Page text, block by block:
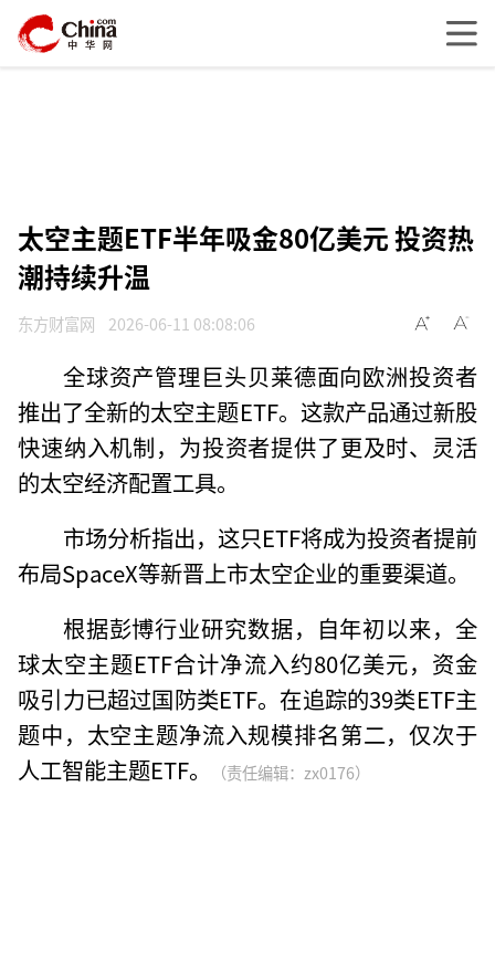
太空主题ETF半年吸金80亿美元 投资热
潮持续升温
东方财富网 2026-06-11 08:08:06
全球资产管理巨头贝莱德面向欧洲投资者
推出了全新的太空主题ETF。这款产品通过新股
快速纳入机制，为投资者提供了更及时、灵活
的太空经济配置工具。
市场分析指出，这只ETF将成为投资者提前
布局SpaceX等新晋上市太空企业的重要渠道。
根据彭博行业研究数据，自年初以来，全
球太空主题ETF合计净流入约80亿美元，资金
吸引力已超过国防类ETF。在追踪的39类ETF主
题中，太空主题净流入规模排名第二，仅次于
人工智能主题ETF。
（责任编辑：zx0176）